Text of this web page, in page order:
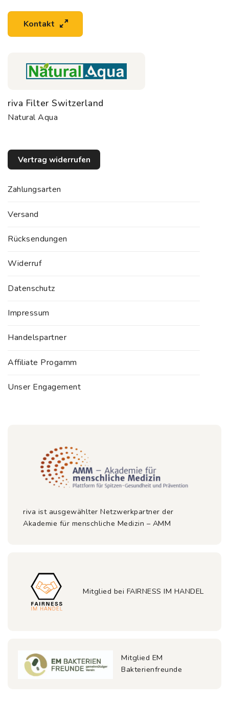
Kontakt
riva Filter Switzerland
Natural Aqua
Vertrag widerrufen
Zahlungsarten
Versand
Rücksendungen
Widerruf
Datenschutz
Impressum
Handelspartner
Affiliate Progamm
Unser Engagement
riva ist ausgewählter Netzwerkpartner der
Akademie für menschliche Medizin – AMM
Mitglied bei FAIRNESS IM HANDEL
Mitglied EM
Bakterienfreunde